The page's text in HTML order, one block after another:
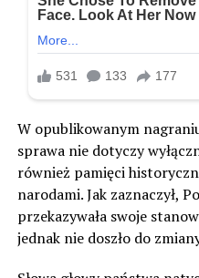
W opublikowanym
sprawa nie dotyczy
również pamięci
narodami. Jak zaznaczył,
przekazywała swoje
jednak nie doszło do